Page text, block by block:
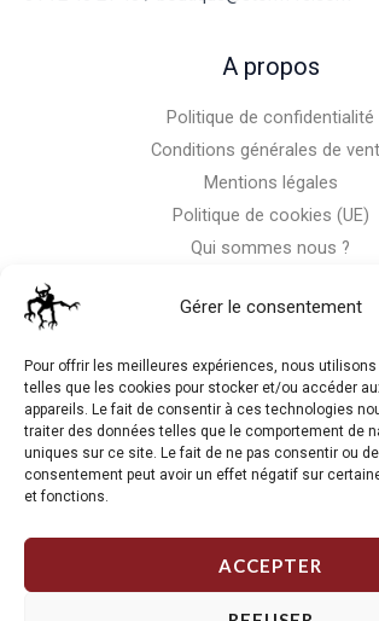
Gérer le consentement
Pour offrir les meilleures expériences, nous
telles que les cookies pour stocker et/ou accéder
appareils. Le fait de consentir à ces technologies
traiter des données telles que le comportement de
uniques sur ce site. Le fait de ne pas consentir ou
consentement peut avoir un effet négatif sur
et fonctions.
ACCEPTER
A propos
Politique de confidentialité
Conditions générales de
Mentions légales
Politique de cookies (UE)
Qui sommes nous ?
La RC n'est pas notre seule passion, venez
de motos